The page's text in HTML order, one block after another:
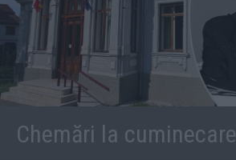
Chemări la cuminecare